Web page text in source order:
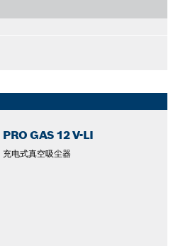
PRO GAS 12 V-LI
充电式真空吸尘器